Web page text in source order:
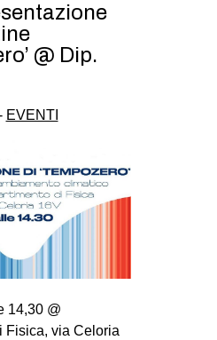
@ Dip.
EVENTI
14,30 @
Fisica, via Celoria